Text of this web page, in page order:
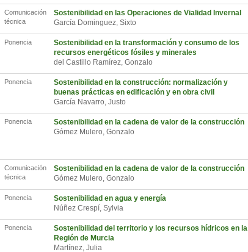
Comunicación
técnica
Sostenibilidad en las Operaciones de Vialidad Invernal
García Dominguez, Sixto
Ponencia
Sostenibilidad en la transformación y consumo de los
recursos energéticos fósiles y minerales
del Castillo Ramírez, Gonzalo
Ponencia
Sostenibilidad en la construcción: normalización y
buenas prácticas en edificación y en obra civil
García Navarro, Justo
Ponencia
Sostenibilidad en la cadena de valor de la construcción
Gómez Mulero, Gonzalo
Comunicación
técnica
Sostenibilidad en la cadena de valor de la construcción
Gómez Mulero, Gonzalo
Ponencia
Sostenibilidad en agua y energía
Núñez Crespí, Sylvia
Ponencia
Sostenibilidad del territorio y los recursos hídricos en la
Región de Murcia
Martínez, Julia